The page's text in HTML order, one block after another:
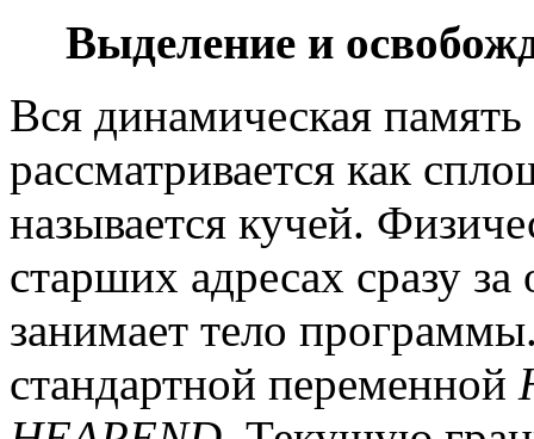
Выделение и
Вся динамическая
рассматривается как
называется кучей.
старших адресах сразу
занимает тело
стандартной переменной